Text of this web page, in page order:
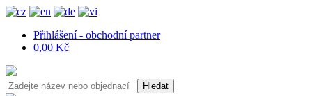
Přihlášení - obchodní partner
0,00 Kč
Hledat